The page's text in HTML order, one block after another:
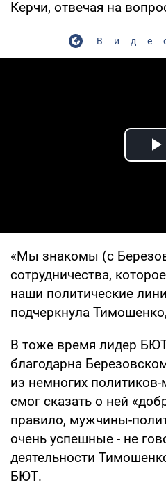
Керчи, отвечая на
«Мы знакомы (с
сотрудничества,
наши политические
подчеркнула
В тоже время лидер
благодарна
из немногих
смог сказать о ней
правило, мужчины-
очень успешные - не
деятельности
БЮТ.